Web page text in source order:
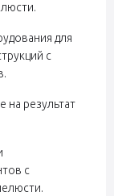
для
с
результат
с